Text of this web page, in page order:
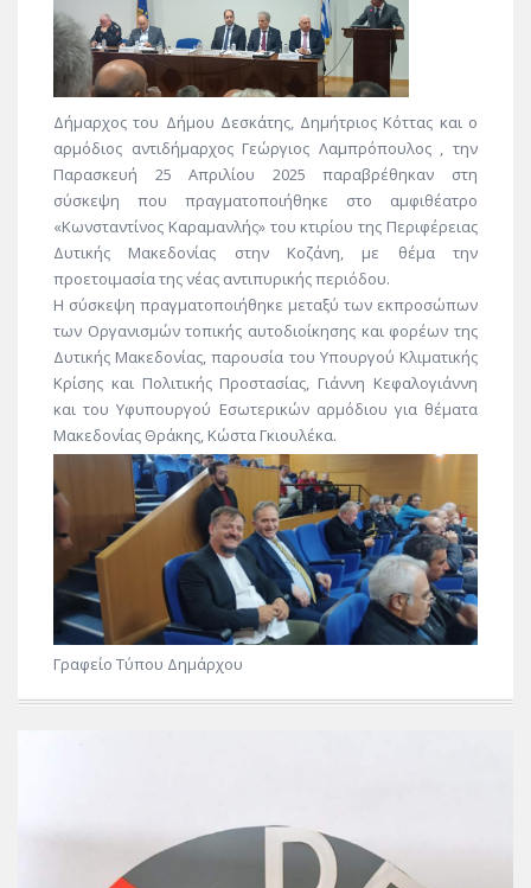
Δήμαρχος του Δήμου Δεσκάτης, Δημήτριος Κόττας και ο
αρμόδιος αντιδήμαρχος Γεώργιος Λαμπρόπουλος , την
Παρασκευή 25 Απριλίου 2025 παραβρέθηκαν στη
σύσκεψη που πραγματοποιήθηκε στο αμφιθέατρο
«Κωνσταντίνος Καραμανλής» του κτιρίου της Περιφέρειας
Δυτικής Μακεδονίας στην Κοζάνη, με θέμα την
προετοιμασία της νέας αντιπυρικής περιόδου.
Η σύσκεψη πραγματοποιήθηκε μεταξύ των εκπροσώπων
των Οργανισμών τοπικής αυτοδιοίκησης και φορέων της
Δυτικής Μακεδονίας, παρουσία του Υπουργού Κλιματικής
Κρίσης και Πολιτικής Προστασίας, Γιάννη Κεφαλογιάννη
και του Υφυπουργού Εσωτερικών αρμόδιου για θέματα
Μακεδονίας Θράκης, Κώστα Γκιουλέκα.
Γραφείο Τύπου Δημάρχου